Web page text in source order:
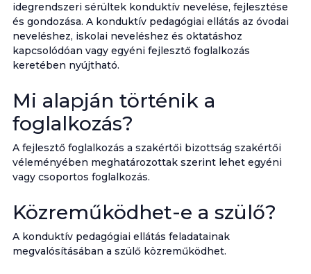
idegrendszeri sérültek konduktív nevelése, fejlesztése
és gondozása. A konduktív pedagógiai ellátás az óvodai
neveléshez, iskolai neveléshez és oktatáshoz
kapcsolódóan vagy egyéni fejlesztő foglalkozás
keretében nyújtható.
Mi alapján történik a
foglalkozás?
A fejlesztő foglalkozás a szakértői bizottság szakértői
véleményében meghatározottak szerint lehet egyéni
vagy csoportos foglalkozás.
Közreműködhet-e a szülő?
A konduktív pedagógiai ellátás feladatainak
megvalósításában a szülő közreműködhet.